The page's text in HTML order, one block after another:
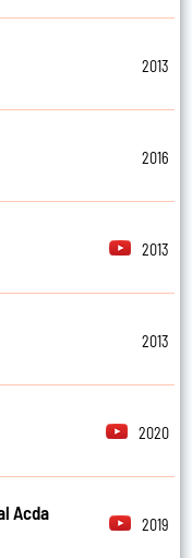
2013
2016
2013
2013
2020
Acda
2019